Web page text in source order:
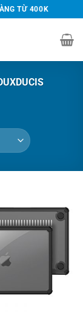
TỪ 400K